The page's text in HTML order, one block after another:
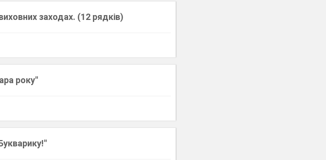
заходах. (12 рядків)
року"